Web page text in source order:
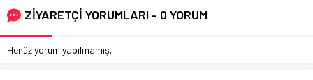
ZİYARETÇİ YORUMLARI - 0 YORUM
Henüz yorum yapılmamış.